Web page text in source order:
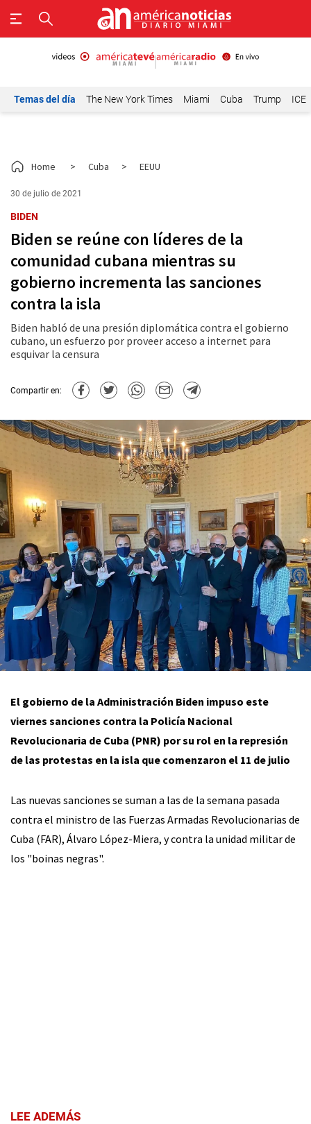
Temas del día The New York Times Miami Cuba Trump ICE
Home > Cuba > EEUU
30 de julio de 2021
BIDEN
Biden se reúne con líderes de la
comunidad cubana mientras su
gobierno incrementa las sanciones
contra la isla
Biden habló de una presión diplomática contra el gobierno
cubano, un esfuerzo por proveer acceso a internet para
esquivar la censura
Compartir en:
El gobierno de la Administración Biden impuso este
viernes sanciones contra la Policía Nacional
Revolucionaria de Cuba (PNR) por su rol en la represión
de las protestas en la isla que comenzaron el 11 de julio
Las nuevas sanciones se suman a las de la semana pasada
contra el ministro de las Fuerzas Armadas Revolucionarias de
Cuba (FAR), Álvaro López-Miera, y contra la unidad militar de
los "boinas negras".
LEE ADEMÁS